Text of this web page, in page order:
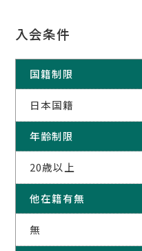
入会条件
国籍制限
日本国籍
年齢制限
20歳以上
他在籍有無
無